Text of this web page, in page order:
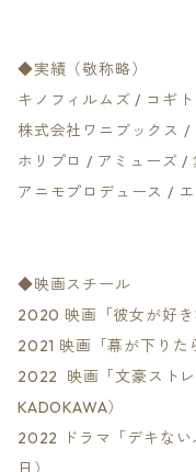
◆実績（敬称略）
キノフィルムズ / コギ
株式会社ワニブックス
ホリプロ / アミューズ /
アニモプロデュース /
◆映画スチール
2020 映画「彼女が好き
2021 映画「幕が下りた
2022 映画「文豪スト
KADOKAWA）
2022 ドラマ「デキな